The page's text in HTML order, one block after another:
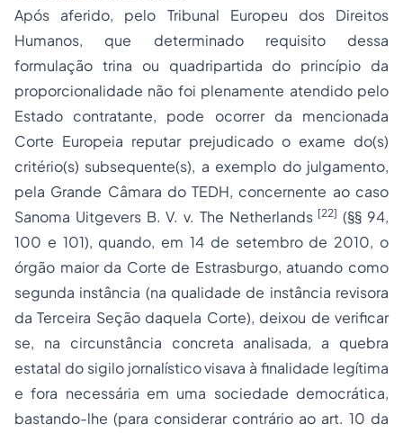
Após aferido, pelo Tribunal Europeu dos Direitos
Humanos, que determinado requisitodessa
formulação trina ou quadripartida do princípio da
proporcionalidade não foi plenamente atendido pelo
Estado contratante, pode ocorrer da mencionada
Corte Europeia reputar prejudicado o exame do(s)
critério(s) subsequente(s), a exemplo do julgamento,
pela Grande Câmara do TEDH, concernente ao caso
Sanoma Uitgevers B. V. v. The Netherlands [22] (§§ 94,
100 e 101), quando, em 14 de setembro de 2010, o
órgão maior da Corte de Estrasburgo, atuando como
segunda instância (na qualidade de instância revisora
da Terceira Seção daquela Corte), deixou de verificar
se, na circunstância concreta analisada, a quebra
estatal do sigilo jornalístico visava àfinalidade legítima
e fora necessária em uma sociedade democrática,
bastando-lhe (para considerar contrário ao art. 10 da